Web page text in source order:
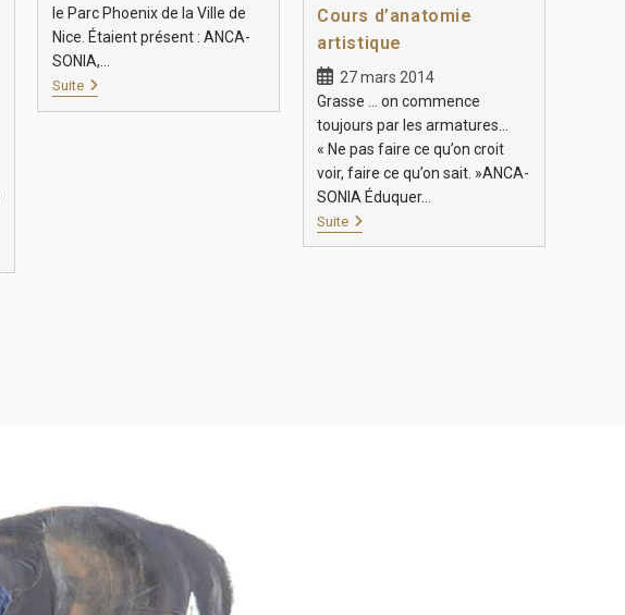
le Parc Phoenix de la Ville de
Nice. Étaient présent : ANCA-
SONIA,…
Suite
Cours d’anatomie
artistique
27 mars 2014
Grasse … on commence
toujours par les armatures…
« Ne pas faire ce qu’on croit
voir, faire ce qu’on sait. »ANCA-
SONIA Éduquer…
Suite